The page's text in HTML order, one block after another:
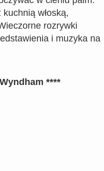
włoską,
rozrywki
i muzyka na
****